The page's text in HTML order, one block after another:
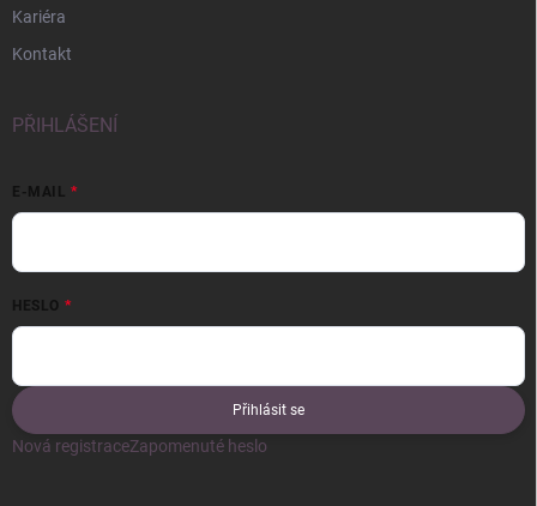
Kariéra
Kontakt
PŘIHLÁŠENÍ
E-MAIL
HESLO
Přihlásit se
Nová registraceZapomenuté heslo